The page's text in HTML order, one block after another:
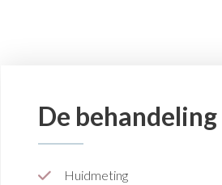
De behandeling
Huidmeting